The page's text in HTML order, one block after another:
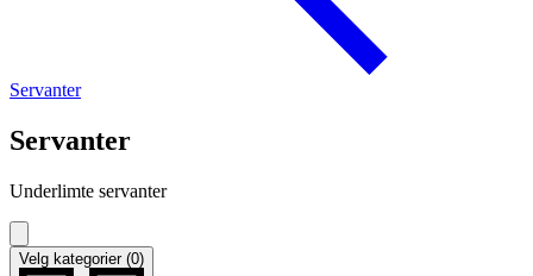
Servanter
Servanter
Underlimte servanter
Velg kategorier (0)